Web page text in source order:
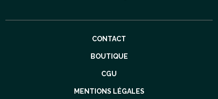
CONTACT
BOUTIQUE
CGU
MENTIONS LÉGALES